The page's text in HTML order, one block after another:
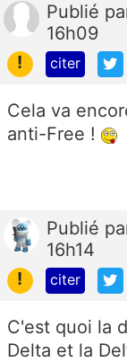
Publié
16h09
!
citer
Cela va
anti-Free !
Publié
16h14
!
citer
C'est quoi la
Delta et la